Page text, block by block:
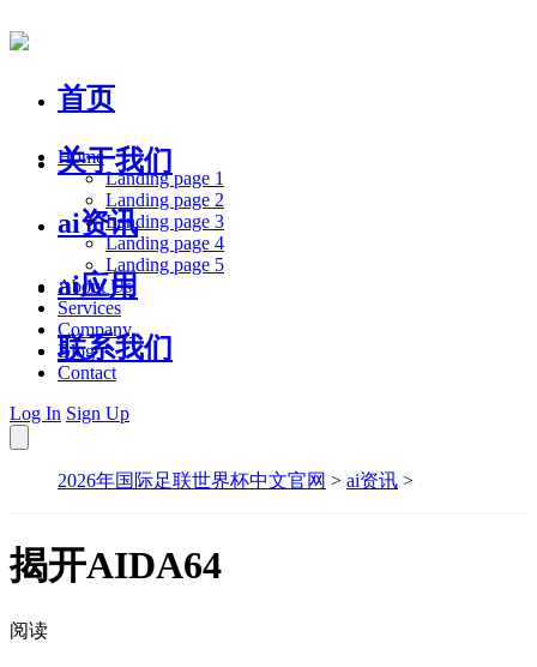
首页
关于我们
ai资讯
ai应用
联系我们
Home
Landing page 1
Landing page 2
Landing page 3
Landing page 4
Landing page 5
About Us
Services
Company
Blog
Contact
Log In Sign Up
2026年国际足联世界杯中文官网 > ai资讯 >
揭开AIDA64
阅读